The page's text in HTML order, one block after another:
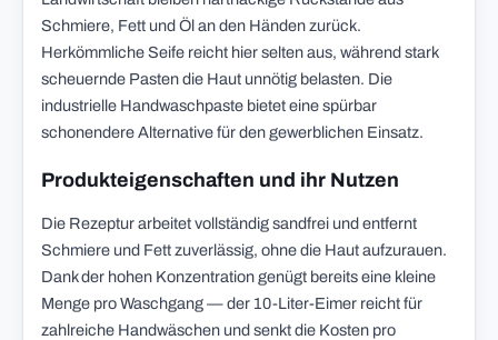
Schmiere, Fett und Öl an den Händen zurück.
Herkömmliche Seife reicht hier selten aus, während stark
scheuernde Pasten die Haut unnötig belasten. Die
industrielle Handwaschpaste bietet eine spürbar
schonendere Alternative für den gewerblichen Einsatz.
Produkteigenschaften und ihr Nutzen
Die Rezeptur arbeitet vollständig sandfrei und entfernt
Schmiere und Fett zuverlässig, ohne die Haut aufzurauen.
Dank der hohen Konzentration genügt bereits eine kleine
Menge pro Waschgang — der 10-Liter-Eimer reicht für
zahlreiche Handwäschen und senkt die Kosten pro